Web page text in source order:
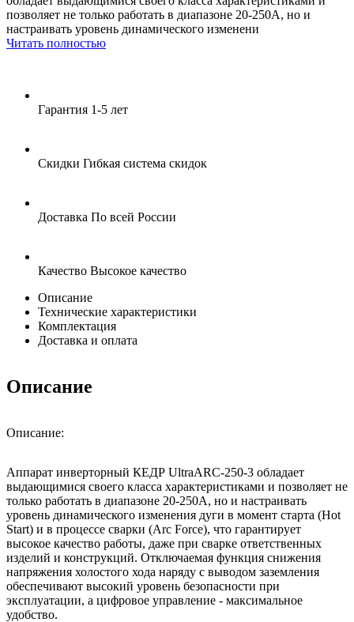
позволяет не только работать в диапазоне 20-250А, но и
настраивать уровень динамического изменени
Читать полностью
Гарантия 1-5 лет
Скидки Гибкая система скидок
Доставка По всей России
Качество Высокое качество
Описание
Технические характеристики
Комплектация
Доставка и оплата
Описание
Описание:
Аппарат инверторный КЕДР UltraARC-250-3 обладает
выдающимися своего класса характеристиками и позволяет не
только работать в диапазоне 20-250А, но и настраивать
уровень динамического изменения дуги в момент старта (Hot
Start) и в процессе сварки (Arc Force), что гарантирует
высокое качество работы, даже при сварке ответственных
изделий и конструкций. Отключаемая функция снижения
напряжения холостого хода наряду с выводом заземления
обеспечивают высокий уровень безопасности при
эксплуатации, а цифровое управление - максимальное
удобство.